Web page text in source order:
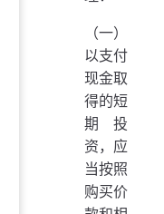
（一）
以支付
现金取
得的短
期投
资，应
当按照
购买价